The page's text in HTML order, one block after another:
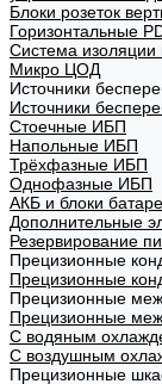
Блоки розеток
Горизонтальные
Система
Микро ЦОД
Источники
Источники
Стоечные ИБП
Напольные ИБП
Трёхфазные ИБП
Однофазные ИБП
АКБ и блоки
Дополнительные
Резервирование
Прецизионные
Прецизионные
Прецизионные
Прецизионные
С водяным
С воздушным
Прецизионные